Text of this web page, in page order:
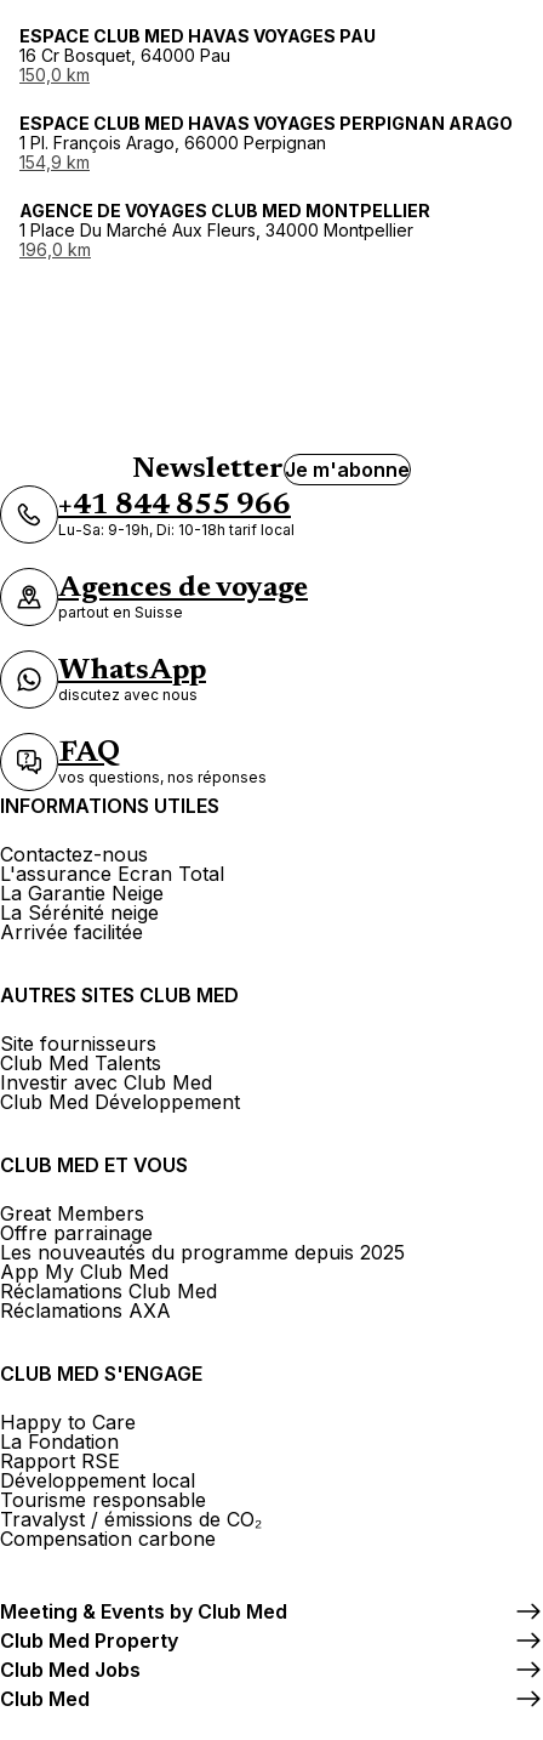
ESPACE CLUB MED HAVAS VOYAGES PAU
16 Cr Bosquet, 64000 Pau
150,0 km
ESPACE CLUB MED HAVAS VOYAGES PERPIGNAN ARAGO
1 Pl. François Arago, 66000 Perpignan
154,9 km
AGENCE DE VOYAGES CLUB MED MONTPELLIER
1 Place Du Marché Aux Fleurs, 34000 Montpellier
196,0 km
NewsletterJe m'abonne
+41 844 855 966
Lu-Sa: 9-19h, Di: 10-18h tarif local
Agences de voyage
partout en Suisse
WhatsApp
discutez avec nous
FAQ
vos questions, nos réponses
INFORMATIONS UTILES
Contactez-nous
L'assurance Ecran Total
La Garantie Neige
La Sérénité neige
Arrivée facilitée
AUTRES SITES CLUB MED
Site fournisseurs
Club Med Talents
Investir avec Club Med
Club Med Développement
CLUB MED ET VOUS
Great Members
Offre parrainage
Les nouveautés du programme depuis 2025
App My Club Med
Réclamations Club Med
Réclamations AXA
CLUB MED S'ENGAGE
Happy to Care
La Fondation
Rapport RSE
Développement local
Tourisme responsable
Travalyst / émissions de CO₂
Compensation carbone
Meeting & Events by Club Med
Club Med Property
Club Med Jobs
Club Med